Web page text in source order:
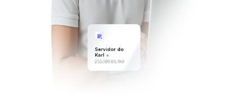
Servidor do
Karl
255.189.85.19